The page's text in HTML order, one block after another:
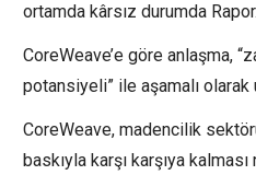
ortamda kârsız durumda Rapor.
CoreWeave’e göre anlaşma,
potansiyeli” ile aşamalı olarak
CoreWeave, madencilik
baskıyla karşı karşıya